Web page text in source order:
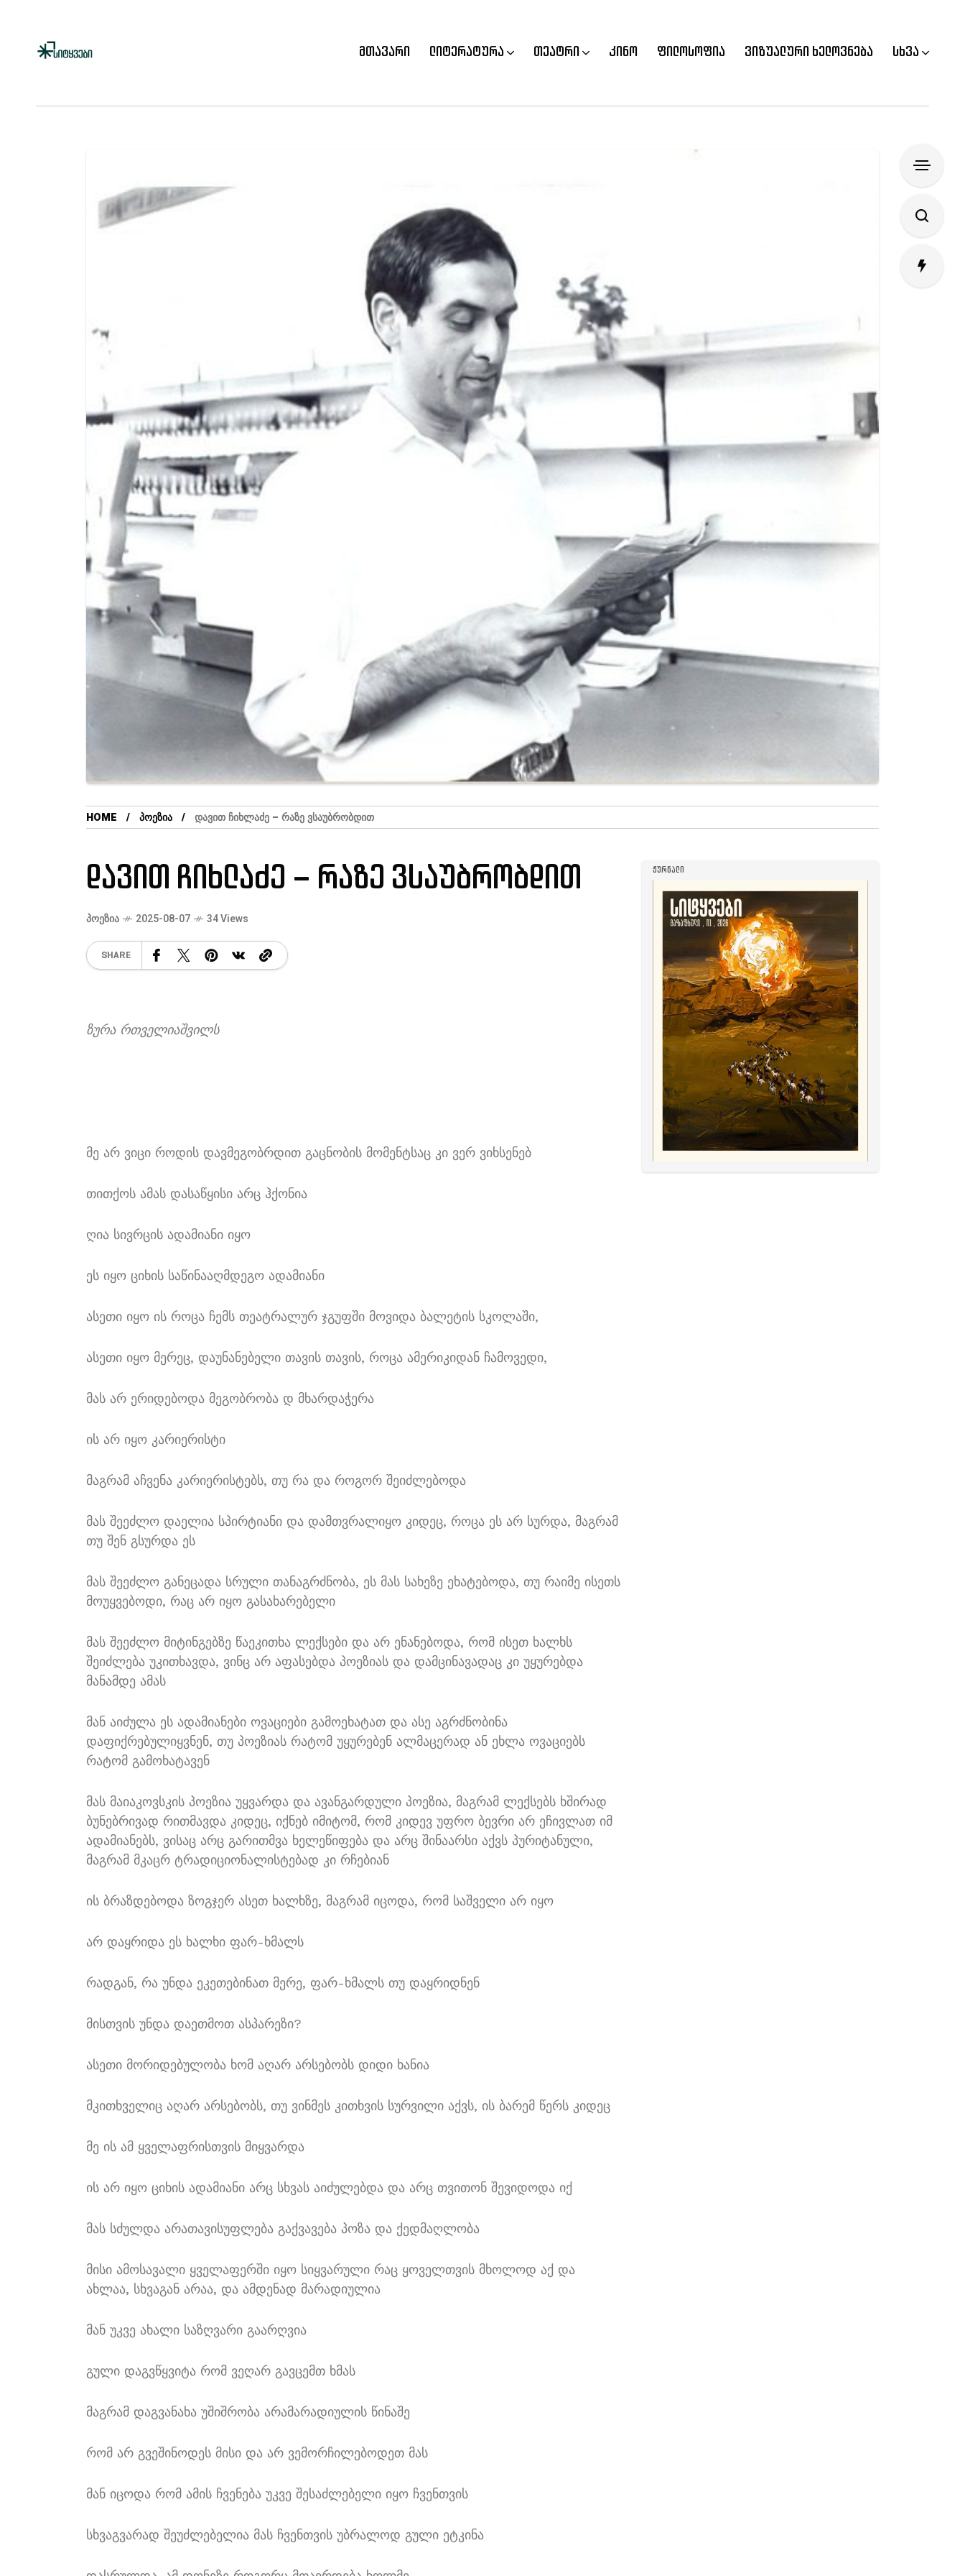
მთავარი ლიტერატურა თეატრი კინო ფილოსოფია ვიზუალური ხელოვნება სხვა
HOME ᲞᲝᲔᲖᲘᲐ ᲓᲐᲕᲘᲗ ᲩᲘᲮᲚᲐᲫᲔ – ᲠᲐᲖᲔ ᲕᲡᲐᲣᲑᲠᲝᲑᲓᲘᲗ
დავით ჩიხლაძე – რაზე ვსაუბრობდით
ᲞᲝᲔᲖᲘᲐ 2025-08-07 34 Views
SHARE
ზურა რთველიაშვილს
მე არ ვიცი როდის დავმეგობრდით გაცნობის მომენტსაც კი ვერ ვიხსენებ
თითქოს ამას დასაწყისი არც ჰქონია
ღია სივრცის ადამიანი იყო
ეს იყო ციხის საწინააღმდეგო ადამიანი
ასეთი იყო ის როცა ჩემს თეატრალურ ჯგუფში მოვიდა ბალეტის სკოლაში,
ასეთი იყო მერეც, დაუნანებელი თავის თავის, როცა ამერიკიდან ჩამოვედი,
მას არ ერიდებოდა მეგობრობა დ მხარდაჭერა
ის არ იყო კარიერისტი
მაგრამ აჩვენა კარიერისტებს, თუ რა და როგორ შეიძლებოდა
მას შეეძლო დაელია სპირტიანი და დამთვრალიყო კიდეც, როცა ეს არ სურდა, მაგრამ
თუ შენ გსურდა ეს
მას შეეძლო განეცადა სრული თანაგრძნობა, ეს მას სახეზე ეხატებოდა, თუ რაიმე ისეთს
მოუყვებოდი, რაც არ იყო გასახარებელი
მას შეეძლო მიტინგებზე წაეკითხა ლექსები და არ ენანებოდა, რომ ისეთ ხალხს
შეიძლება უკითხავდა, ვინც არ აფასებდა პოეზიას და დამცინავადაც კი უყურებდა
მანამდე ამას
მან აიძულა ეს ადამიანები ოვაციები გამოეხატათ და ასე აგრძნობინა
დაფიქრებულიყვნენ, თუ პოეზიას რატომ უყურებენ ალმაცერად ან ეხლა ოვაციებს
რატომ გამოხატავენ
მას მაიაკოვსკის პოეზია უყვარდა და ავანგარდული პოეზია, მაგრამ ლექსებს ხშირად
ბუნებრივად რითმავდა კიდეც, იქნებ იმიტომ, რომ კიდევ უფრო ბევრი არ ეჩივლათ იმ
ადამიანებს, ვისაც არც გარითმვა ხელეწიფება და არც შინაარსი აქვს პურიტანული,
მაგრამ მკაცრ ტრადიციონალისტებად კი რჩებიან
ის ბრაზდებოდა ზოგჯერ ასეთ ხალხზე, მაგრამ იცოდა, რომ საშველი არ იყო
არ დაყრიდა ეს ხალხი ფარ-ხმალს
რადგან, რა უნდა ეკეთებინათ მერე, ფარ-ხმალს თუ დაყრიდნენ
მისთვის უნდა დაეთმოთ ასპარეზი?
ასეთი მორიდებულობა ხომ აღარ არსებობს დიდი ხანია
მკითხველიც აღარ არსებობს, თუ ვინმეს კითხვის სურვილი აქვს, ის ბარემ წერს კიდეც
მე ის ამ ყველაფრისთვის მიყვარდა
ის არ იყო ციხის ადამიანი არც სხვას აიძულებდა და არც თვითონ შევიდოდა იქ
მას სძულდა არათავისუფლება გაქვავება პოზა და ქედმაღლობა
მისი ამოსავალი ყველაფერში იყო სიყვარული რაც ყოველთვის მხოლოდ აქ და
ახლაა, სხვაგან არაა, და ამდენად მარადიულია
მან უკვე ახალი საზღვარი გაარღვია
გული დაგვწყვიტა რომ ვეღარ გავცემთ ხმას
მაგრამ დაგვანახა უშიშრობა არამარადიულის წინაშე
რომ არ გვეშინოდეს მისი და არ ვემორჩილებოდეთ მას
მან იცოდა რომ ამის ჩვენება უკვე შესაძლებელი იყო ჩვენთვის
სხვაგვარად შეუძლებელია მას ჩვენთვის უბრალოდ გული ეტკინა
ᲟᲣᲠᲜᲐᲚᲘ